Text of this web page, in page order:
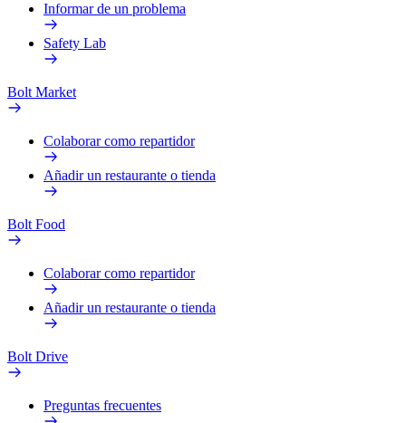
Informar de un problema
Safety Lab
Bolt Market
Colaborar como repartidor
Añadir un restaurante o tienda
Bolt Food
Colaborar como repartidor
Añadir un restaurante o tienda
Bolt Drive
Preguntas frecuentes